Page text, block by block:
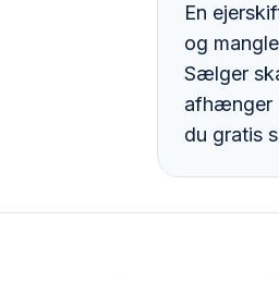
En
og
Sælger
afhænger
du gratis